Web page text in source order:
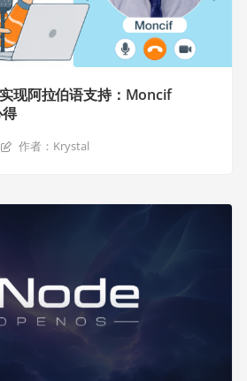
现阿拉伯语支持：Moncif
作者：Krystal